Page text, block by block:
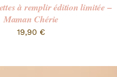
à remplir édition limitée –
Maman Chérie
19,90 €